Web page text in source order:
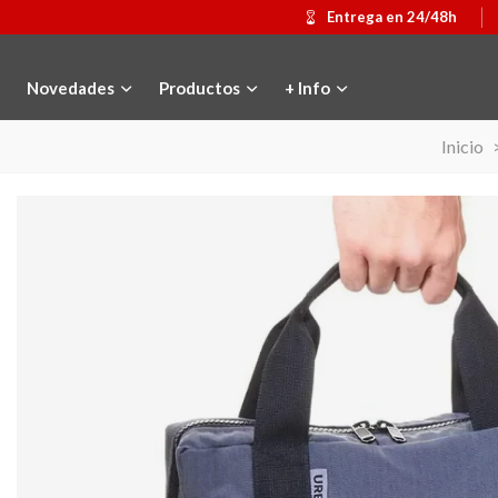
Entrega en 24/48h
Novedades Productos + Info
Inicio
Añadir al carrito
conmemorativa Gaudí 2026
Mochila Stivibags